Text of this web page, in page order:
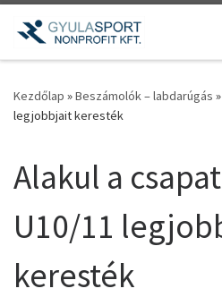
Teljes tartalom megjelenítése
Kezdőlap »Beszámolók – labdarúgás »
legjobbjait keresték
Alakul a
U10/11
keresték